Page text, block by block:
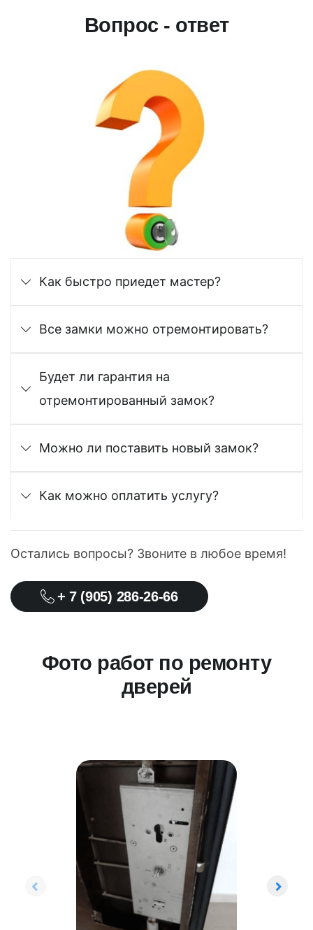
Вопрос - ответ
Как быстро приедет мастер?
Все замки можно отремонтировать?
Будет ли гарантия на
отремонтированный замок?
Можно ли поставить новый замок?
Как можно оплатить услугу?
Остались вопросы? Звоните в любое время!
+ 7 (905) 286-26-66
Фото работ по ремонту
дверей